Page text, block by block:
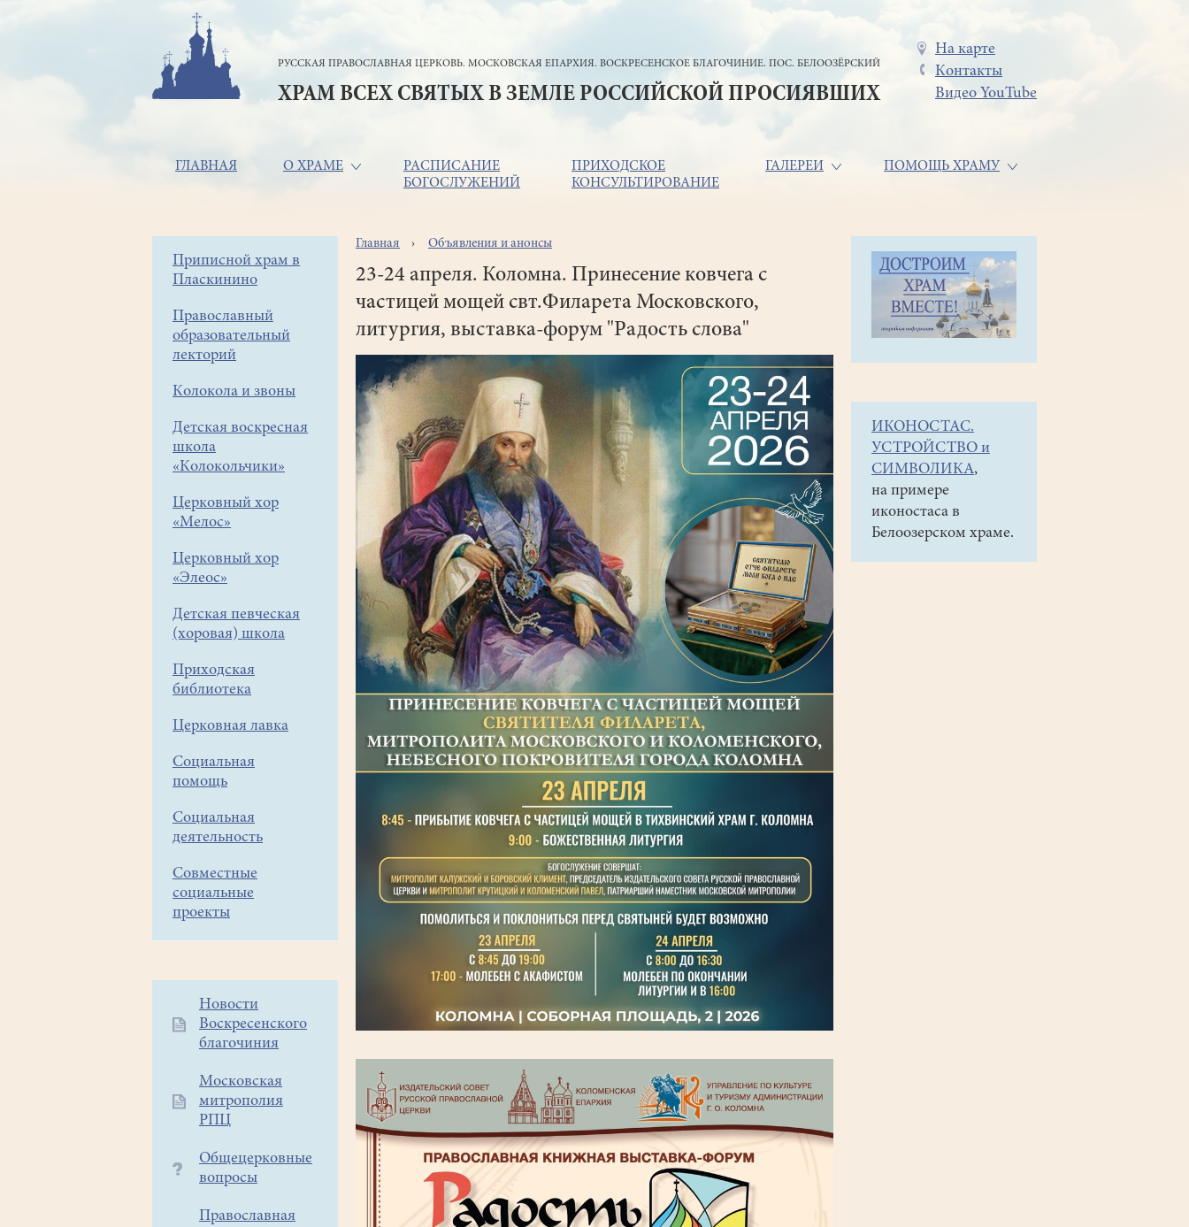
РУССКАЯ ПРАВОСЛАВНАЯ ЦЕРКОВЬ. МОСКОВСКАЯ ЕПАРХИЯ. ВОСКРЕСЕНСКОЕ БЛАГОЧИНИЕ. ПОС. БЕЛООЗЁРСКИЙ
ХРАМ ВСЕХ СВЯТЫХ В ЗЕМЛЕ РОССИЙСКОЙ ПРОСИЯВШИХ
Меню
в
На карте
Контакты
Видео YouTube
Основная
ГЛАВНАЯ О ХРАМЕ
РАСПИСАНИЕ
БОГОСЛУЖЕНИЙ
ПРИХОДСКОЕ
КОНСУЛЬТИРОВАНИЕ
ГАЛЕРЕИ ПОМОЩЬ ХРАМУ
Боковое
меню
Приписной храм в
Пласкинино
Православный
образовательный
лекторий
Колокола и звоны
Детская воскресная
школа
«Колокольчики»
Церковный хор
«Мелос»
Церковный хор
«Элеос»
Детская певческая
(хоровая) школа
Приходская
библиотека
Церковная лавка
Социальная
помощь
Социальная
деятельность
Совместные
социальные
проекты
Дополнительное
меню
Новости
Воскресенского
благочиния
Московская
митрополия
РПЦ
Общецерковные
вопросы
Православная
Строка
навигации
Главная Объявления и анонсы
23-24 апреля. Коломна. Принесение ковчега с
частицей мощей свт.Филарета Московского,
литургия, выставка-форум "Радость слова"
ИКОНОСТАС.
УСТРОЙСТВО и
СИМВОЛИКА,
на примере
иконостаса в
Белоозерском храме.